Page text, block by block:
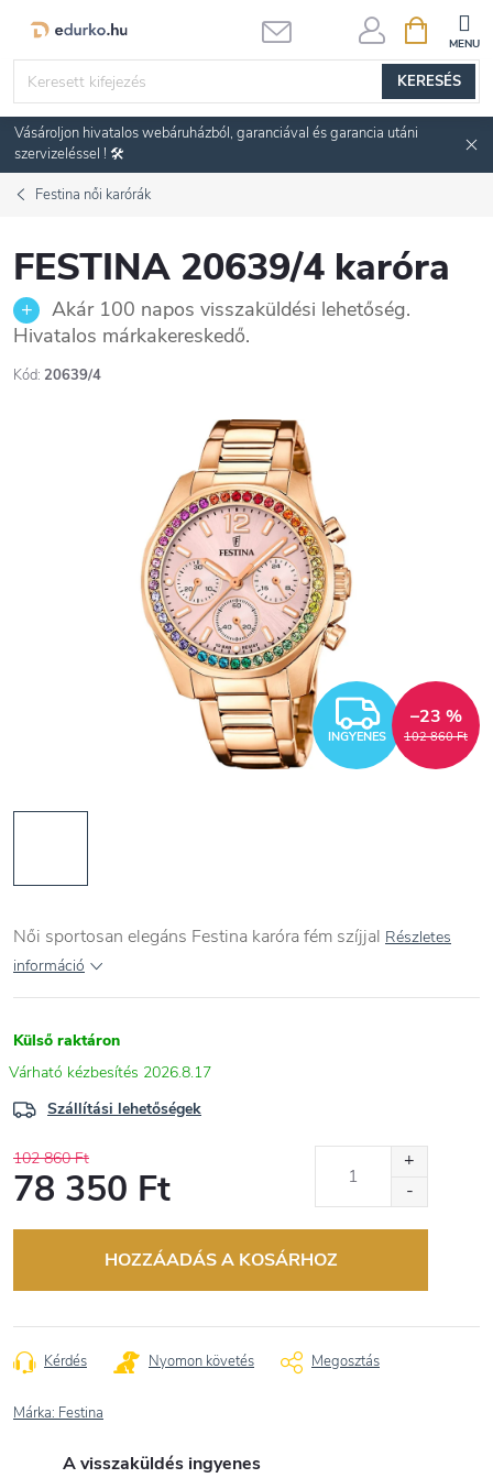
KERESÉS
KOSÁR
Vásároljon hivatalos webáruházból, garanciával és garancia utáni
szervizeléssel ! 🛠️
Festina női karórák
FESTINA 20639/4 karóra
Akár 100 napos visszaküldési lehetőség.
Hivatalos márkakereskedő.
Kód: 20639/4
INGYENES 102 860 Ft
–23 %
Női sportosan elegáns Festina karóra fém szíjjal Részletes
információ
Külső raktáron
2026.8.17
Szállítási lehetőségek
102 860 Ft
78 350 Ft
HOZZÁADÁS A KOSÁRHOZ
Kérdés Nyomon követés Megosztás
Márka: Festina
A visszaküldés ingyenes